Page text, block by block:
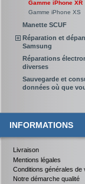
Gamme iPhone XR
Gamme iPhone XS
Manette SCUF
Réparation et
Samsung
Réparations
diverses
Sauvegarde et
données où que
INFORMATIONS
Livraison
Mentions légales
Conditions générales de
Notre démarche qualité